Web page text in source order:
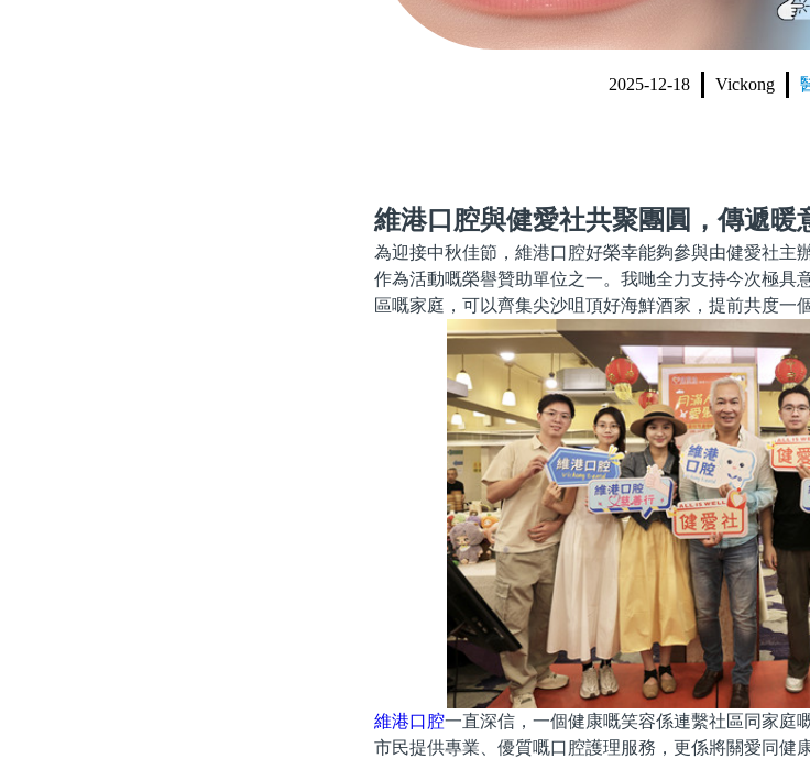
2025-12-18 Vickong
維港口腔與健愛社共聚團圓，傳遞暖
為迎接中秋佳節，維港口腔好榮幸能夠參與由健愛社主
作為活動嘅榮譽贊助單位之一。我哋全力支持今次極具
區嘅家庭，可以齊集尖沙咀頂好海鮮酒家，提前共度一
維港口腔一直深信，一個健康嘅笑容係連繫社區同家庭
市民提供專業、優質嘅口腔護理服務，更係將關愛同健